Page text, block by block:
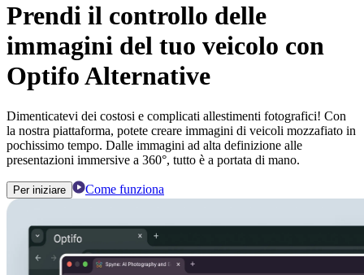
Prendi il controllo delle
immagini del tuo veicolo con
Optifo Alternative
Dimenticatevi dei costosi e complicati allestimenti fotografici! Con
la nostra piattaforma, potete creare immagini di veicoli mozzafiato in
pochissimo tempo. Dalle immagini ad alta definizione alle
presentazioni immersive a 360°, tutto è a portata di mano.
Per iniziare Come funziona